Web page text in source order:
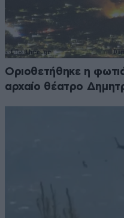
Οριοθετήθηκε η
αρχαίο θέατρο